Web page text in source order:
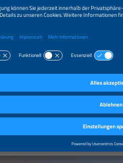
basierte Batterien
für stationäre
Energiespeicher für Wohngebäude
Energiespeicher für gewerbliche und
für Energiespeichersysteme